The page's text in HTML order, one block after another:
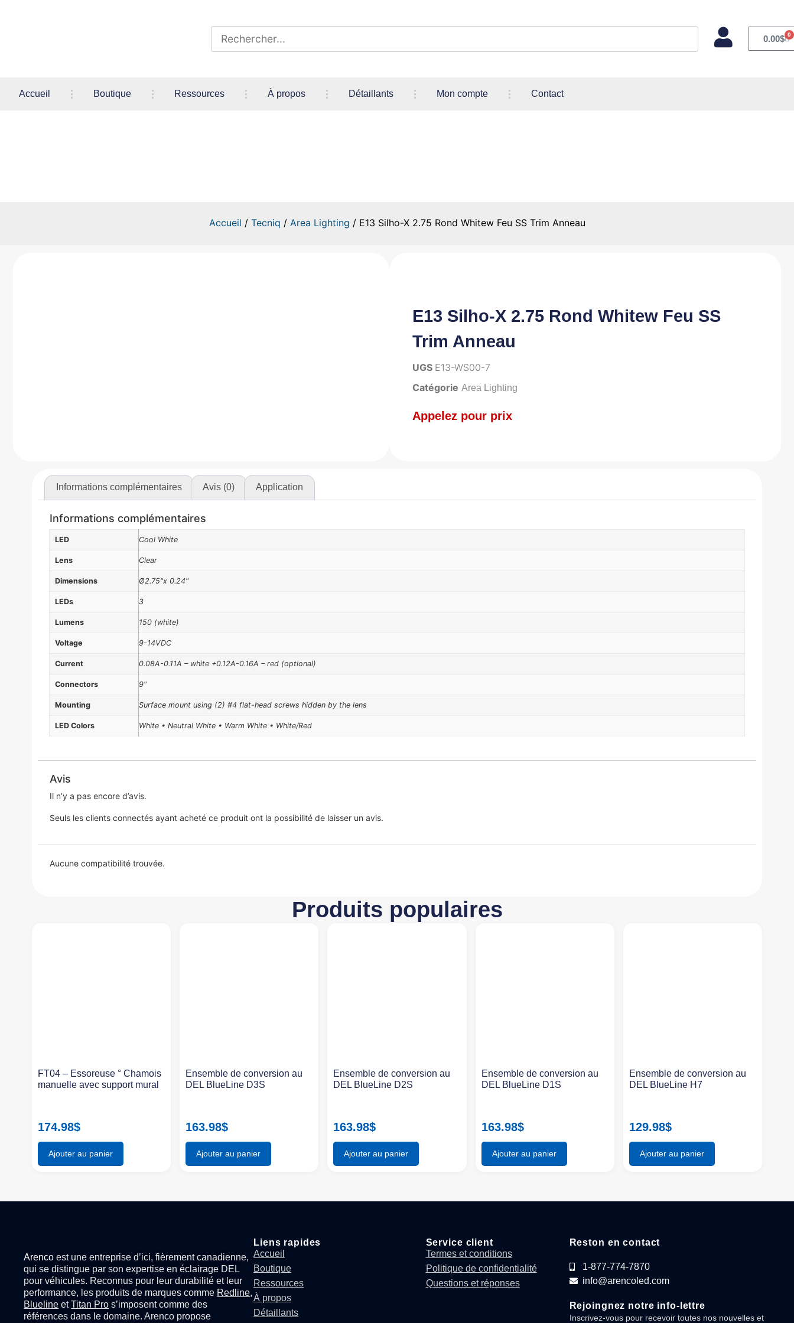
0.00$ 0
Accueil Boutique Ressources À propos Détaillants Mon compte Contact
Accueil / Tecniq / Area Lighting / E13 Silho-X 2.75 Rond Whitew Feu SS Trim Anneau
E13 Silho-X 2.75 Rond Whitew Feu SS
Trim Anneau
UGS E13-WS00-7
Catégorie Area Lighting
Appelez pour prix
Informations complémentaires Avis (0) Application
Informations complémentaires
LED Cool White
Lens Clear
Dimensions Ø2.75"x 0.24"
LEDs 3
Lumens 150 (white)
Voltage 9-14VDC
Current 0.08A-0.11A – white +0.12A-0.16A – red (optional)
Connectors 9"
Mounting Surface mount using (2) #4 flat-head screws hidden by the lens
LED Colors White • Neutral White • Warm White • White/Red
Avis
Il n’y a pas encore d’avis.
Seuls les clients connectés ayant acheté ce produit ont la possibilité de laisser un avis.
Aucune compatibilité trouvée.
Produits populaires
FT04 – Essoreuse ° Chamois
manuelle avec support mural
174.98$
Ajouter au panier
Ensemble de conversion au
DEL BlueLine D3S
163.98$
Ajouter au panier
Ensemble de conversion au
DEL BlueLine D2S
163.98$
Ajouter au panier
Ensemble de conversion au
DEL BlueLine D1S
163.98$
Ajouter au panier
Ensemble de conversion au
DEL BlueLine H7
129.98$
Ajouter au panier
Arenco est une entreprise d’ici, fièrement canadienne,
qui se distingue par son expertise enéclairage DEL
pour véhicules. Reconnus pour leur durabilité et leur
performance, les produits de marques comme Redline,
Blueline etTitan Pro s’imposent comme des
références dans le domaine. Arenco propose
Liens rapides
Accueil
Boutique
Ressources
À propos
Détaillants
Service client
Termes et conditions
Politique de confidentialité
Questions et réponses
Reston en contact
1-877-774-7870
info@arencoled.com
Rejoingnez notre info-lettre
Inscrivez-vous pour recevoir toutes nos nouvelles et